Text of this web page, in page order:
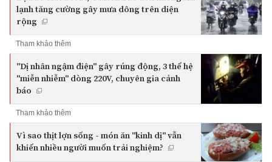
lạnh tăng cường gây mưa dông trên diện
rộng
Tham khảo thêm
"Dị nhân ngậm điện" gây rúng động, 3 thế hệ
"miễn nhiễm" dòng 220V, chuyên gia cảnh
báo
Tham khảo thêm
Vì sao thịt lợn sống - món ăn "kinh dị" vẫn
khiến nhiều người muốn trải nghiệm?